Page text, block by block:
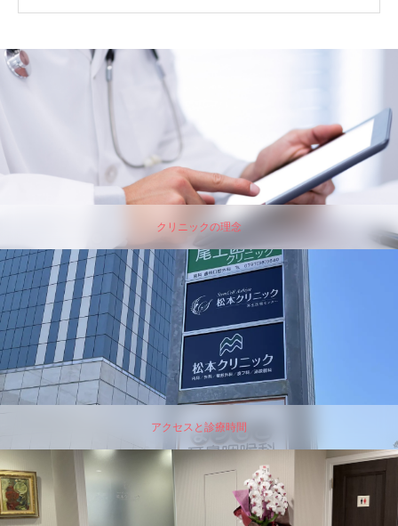
クリニックの理念
アクセスと診療時間